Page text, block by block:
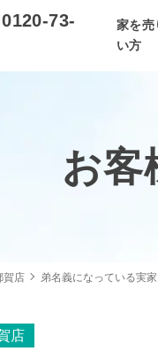
0120-73-
家を売
い方
お客
賀店 弟名義になっている実
店